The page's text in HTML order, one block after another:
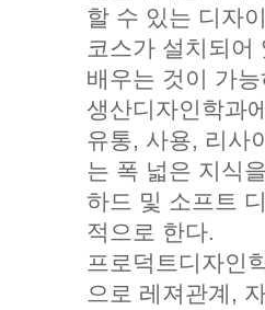
할 수 있는 디자
코스가 설치되어
배우는 것이 가
생산디자인학과
유통, 사용, 리사
는 폭 넓은 지식
하드 및 소프트
적으로 한다.
프로덕트디자인
으로 레져관계,